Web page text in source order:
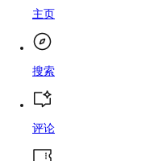
主页
搜索
评论